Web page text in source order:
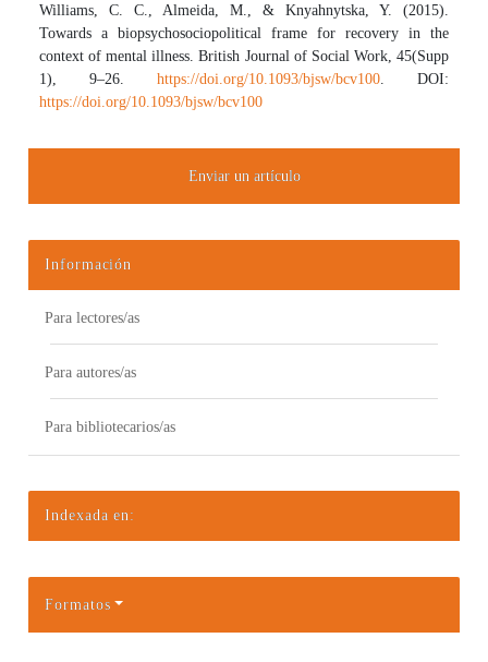
Williams, C. C., Almeida, M., & Knyahnytska, Y. (2015).
Towards a biopsychosociopolitical frame for recovery in the
context of mental illness. British Journal of Social Work, 45(Supp
1), 9–26. https://doi.org/10.1093/bjsw/bcv100. DOI:
https://doi.org/10.1093/bjsw/bcv100
Enviar un artículo
Información
Para lectores/as
Para autores/as
Para bibliotecarios/as
Indexada en:
Formatos